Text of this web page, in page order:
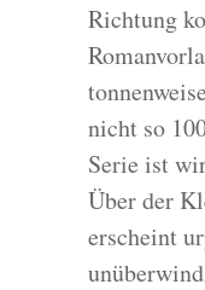
Richtung
nicht so
Serie ist
Über der
erscheint